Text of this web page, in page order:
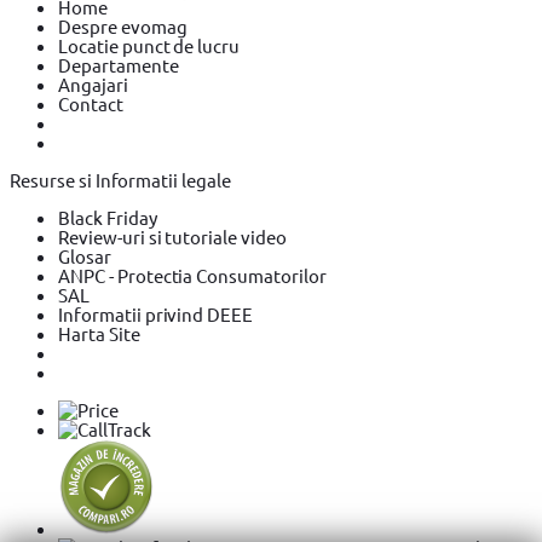
Home
Despre evomag
Locatie punct de lucru
Departamente
Angajari
Contact
Resurse si Informatii legale
Black Friday
Review-uri si tutoriale video
Glosar
ANPC - Protectia Consumatorilor
SAL
Informatii privind DEEE
Harta Site